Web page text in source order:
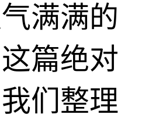
满满的
篇绝对
们整理